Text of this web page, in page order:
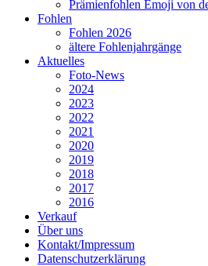
Prämienfohlen Emoji von
Fohlen
Fohlen 2026
ältere Fohlenjahrgänge
Aktuelles
Foto-News
2024
2023
2022
2021
2020
2019
2018
2017
2016
Verkauf
Über uns
Kontakt/Impressum
Datenschutzerklärung